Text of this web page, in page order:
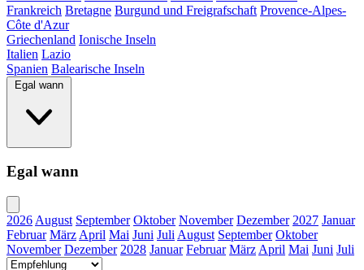
Frankreich Bretagne Burgund und Freigrafschaft Provence-Alpes-
Côte d'Azur
Griechenland Ionische Inseln
Italien Lazio
Spanien Balearische Inseln
Egal wann
Egal wann
2026 August September Oktober November Dezember 2027 Januar
Februar März April Mai Juni Juli August September Oktober
November Dezember 2028 Januar Februar März April Mai Juni Juli